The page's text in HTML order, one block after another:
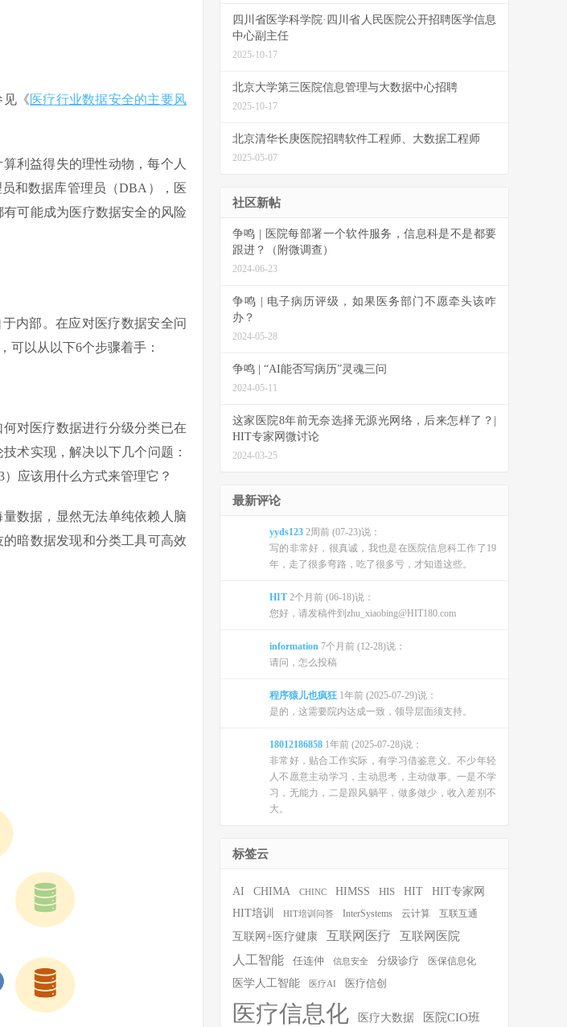
见《医疗行业数据安全的主要风
利益得失的理性动物，每个人
和数据库管理员（DBA），医
可能成为医疗数据安全的风险
内部。在应对医疗数据安全问
可以从以下6个步骤着手：
对医疗数据进行分级分类已在
术实现，解决以下几个问题：
应该用什么方式来管理它？
数据，显然无法单纯依赖人脑
暗数据发现和分类工具可高效
四川省医学科学院·四川省人民医院公开招聘医学信息
中心副主任
2025-10-17
北京大学第三医院信息管理与大数据中心招聘
2025-10-17
北京清华长庚医院招聘软件工程师、大数据工程师
2025-05-07
社区新帖
争鸣 | 医院每部署一个软件服务，信息科是不是都要
跟进？（附微调查）
2024-06-23
争鸣 | 电子病历评级，如果医务部门不愿牵头该咋
办？
2024-05-28
争鸣 | “AI能否写病历”灵魂三问
2024-05-11
这家医院8年前无奈选择无源光网络，后来怎样了？|
HIT专家网微讨论
2024-03-25
最新评论
yyds123 2周前 (07-23)说：
写的非常好，很真诚，我也是在医院信息科工作了19
年，走了很多弯路，吃了很多亏，才知道这些。
HIT 2个月前 (06-18)说：
您好，请发稿件到zhu_xiaobing@HIT180.com
information 7个月前 (12-28)说：
请问，怎么投稿
程序猿儿也疯狂 1年前 (2025-07-29)说：
是的，这需要院内达成一致，领导层面须支持。
18012186858 1年前 (2025-07-28)说：
非常好，贴合工作实际，有学习借鉴意义。不少年轻
人不愿意主动学习，主动思考，主动做事。一是不学
习，无能力，二是跟风躺平，做多做少，收入差别不
大。
标签云
AI CHIMA CHINC HIMSS HIS HIT HIT专家网
HIT培训 HIT培训问答 InterSystems 云计算 互联互通
互联网+医疗健康 互联网医疗 互联网医院
人工智能 任连仲 信息安全 分级诊疗 医保信息化
医学人工智能 医疗AI 医疗信创
医疗信息化 医疗大数据 医院CIO班